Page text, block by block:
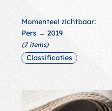
Momenteel zichtbaar:
Pers→ 2019
(7 items)
Classificaties